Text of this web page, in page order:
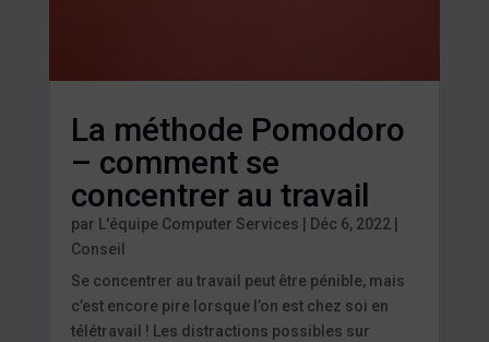
La méthode Pomodoro
– comment se
concentrer au travail
par L'équipe Computer Services Déc 6, 2022
Conseil
Se concentrer au travail peut être pénible, mais
c’est encore pire lorsque l’on est chez soi en
télétravail ! Les distractions possibles sur